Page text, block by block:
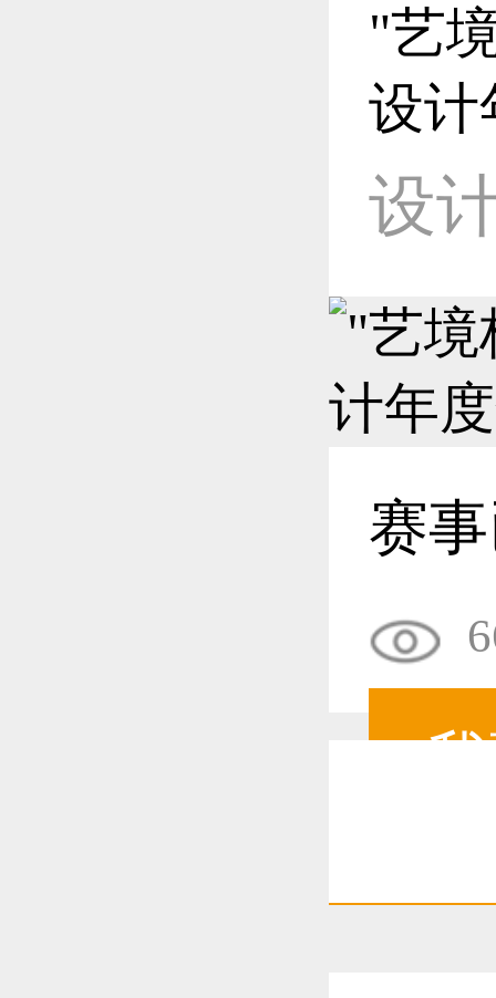
恭喜
恭喜
恭喜
恭喜
恭喜
"艺
设计
设
赛